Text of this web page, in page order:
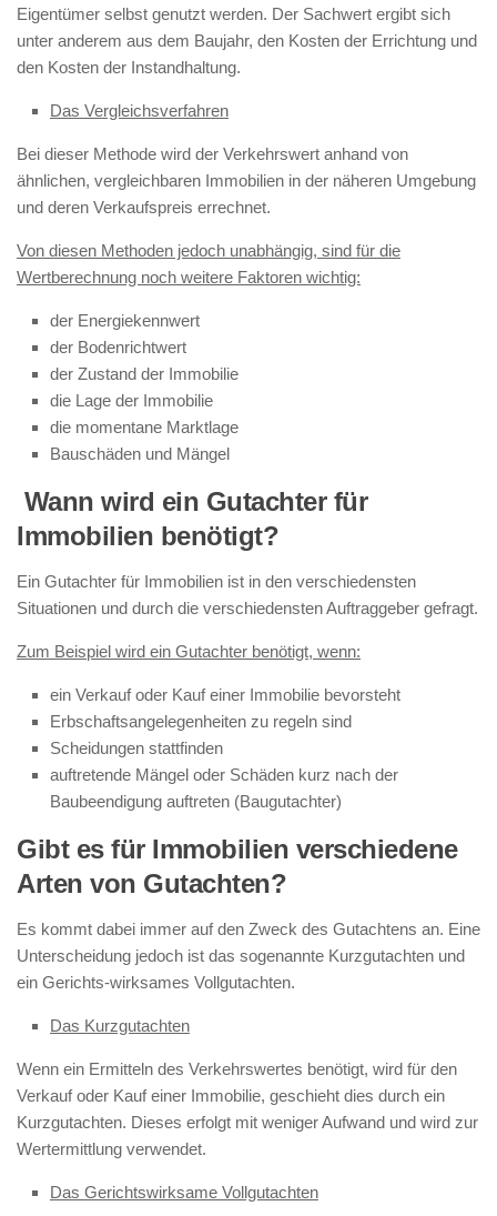
Eigentümer selbst genutzt werden. Der Sachwert ergibt sich
unter anderem aus dem Baujahr, den Kosten der Errichtung und
den Kosten der Instandhaltung.
Das Vergleichsverfahren
Bei dieser Methode wird der Verkehrswert anhand von
ähnlichen, vergleichbaren Immobilien in der näheren Umgebung
und deren Verkaufspreis errechnet.
Von diesen Methoden jedoch unabhängig, sind für die
Wertberechnung noch weitere Faktoren wichtig:
der Energiekennwert
der Bodenrichtwert
der Zustand der Immobilie
die Lage der Immobilie
die momentane Marktlage
Bauschäden und Mängel
Wann wird ein Gutachter für
Immobilien benötigt?
Ein Gutachter für Immobilien ist in den verschiedensten
Situationen und durch die verschiedensten Auftraggeber gefragt.
Zum Beispiel wird ein Gutachter benötigt, wenn:
ein Verkauf oder Kauf einer Immobilie bevorsteht
Erbschaftsangelegenheiten zu regeln sind
Scheidungen stattfinden
auftretende Mängel oder Schäden kurz nach der
Baubeendigung auftreten (Baugutachter)
Gibt es für Immobilien verschiedene
Arten von Gutachten?
Es kommt dabei immer auf den Zweck des Gutachtens an. Eine
Unterscheidung jedoch ist das sogenannte Kurzgutachten und
ein Gerichts-wirksames Vollgutachten.
Das Kurzgutachten
Wenn ein Ermitteln des Verkehrswertes benötigt, wird für den
Verkauf oder Kauf einer Immobilie, geschieht dies durch ein
Kurzgutachten. Dieses erfolgt mit weniger Aufwand und wird zur
Wertermittlung verwendet.
Das Gerichtswirksame Vollgutachten